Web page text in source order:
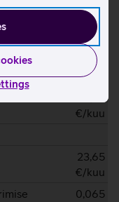
1648,92
€/kuu
1802,31
€/kuu
€/kuu
23,65
€/kuu
0,065